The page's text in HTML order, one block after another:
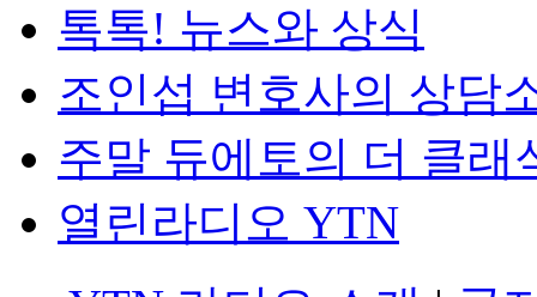
톡톡! 뉴스와 상식
조인섭 변호사의 상담
주말 듀에토의 더 클래
열린라디오 YTN